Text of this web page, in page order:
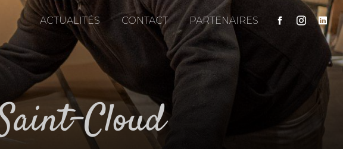
ACTUALITÉS CONTACT PARTENAIRES
Cloud